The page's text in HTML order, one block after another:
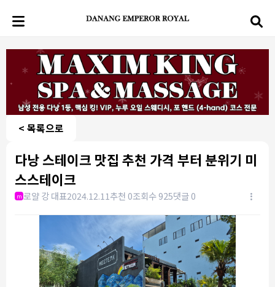
< 목록으로
다낭 스테이크 맛집 추천 가격 부터 분위기 미
스스테이크
m 로얄 강 대표2024.12.11추천 0조회수 925댓글 0